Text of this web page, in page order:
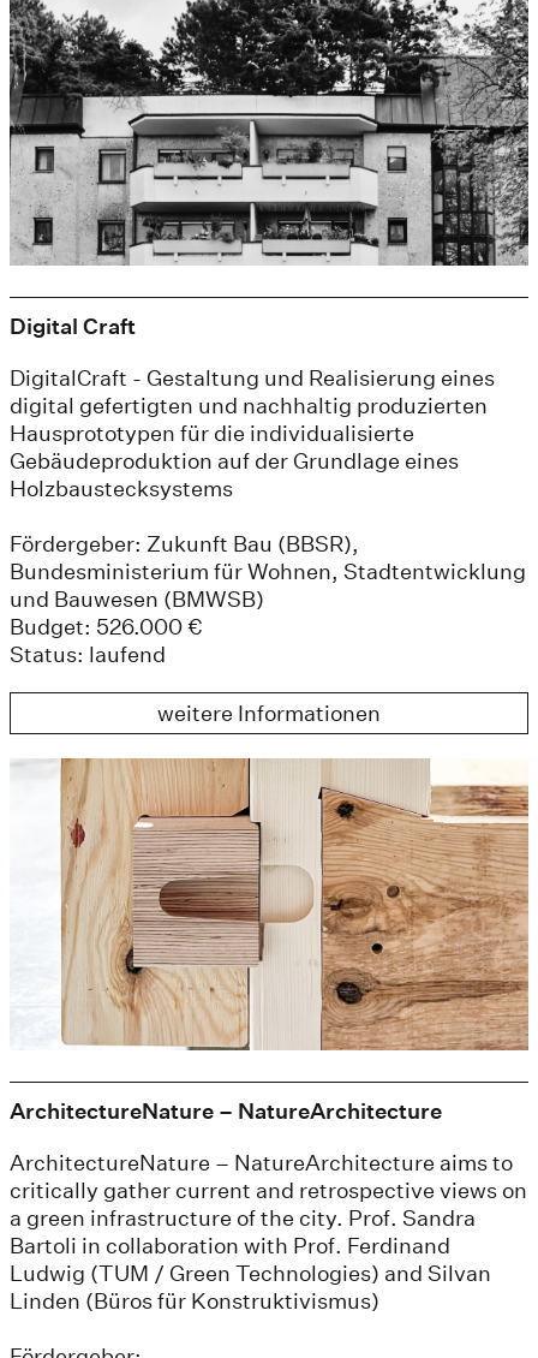
Digital Craft
DigitalCraft - Gestaltung und Realisierung eines
digital gefertigten und nachhaltig produzierten
Hausprototypen für die individualisierte
Gebäudeproduktion auf der Grundlage eines
Holzbaustecksystems
Fördergeber: Zukunft Bau (BBSR),
Bundesministerium für Wohnen, Stadtentwicklung
und Bauwesen (BMWSB)
Budget: 526.000 €
Status: laufend
weitere Informationen
ArchitectureNature – NatureArchitecture
ArchitectureNature – NatureArchitecture aims to
critically gather current and retrospective views on
a green infrastructure of the city. Prof. Sandra
Bartoli in collaboration with Prof. Ferdinand
Ludwig (TUM / Green Technologies) and Silvan
Linden (Büros für Konstruktivismus)